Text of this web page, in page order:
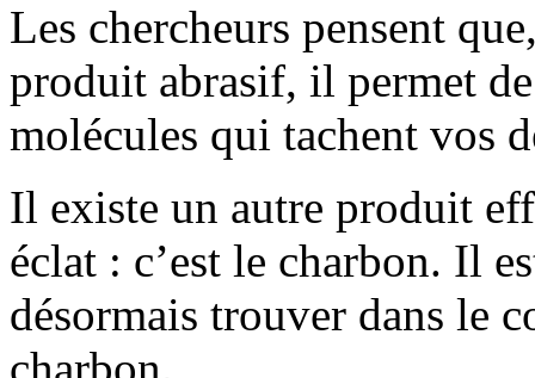
Les chercheurs pensent
produit abrasif, il permet
molécules qui tachent vos
Il existe un autre produit
éclat : c’est le charbon. Il
désormais trouver dans le